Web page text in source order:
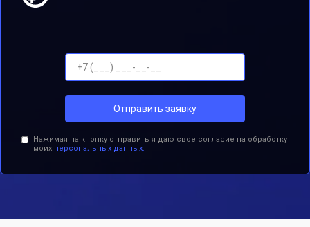
Отправить заявку
Нажимая на кнопку отправить я даю свое согласие на обработку
моих персональных данных.